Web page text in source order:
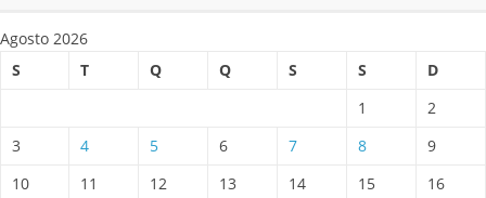
Agosto 2026
S
T Q Q S S
D
1
2
3
4 5 6 7 8
9
10
11 12 13 14 15
16